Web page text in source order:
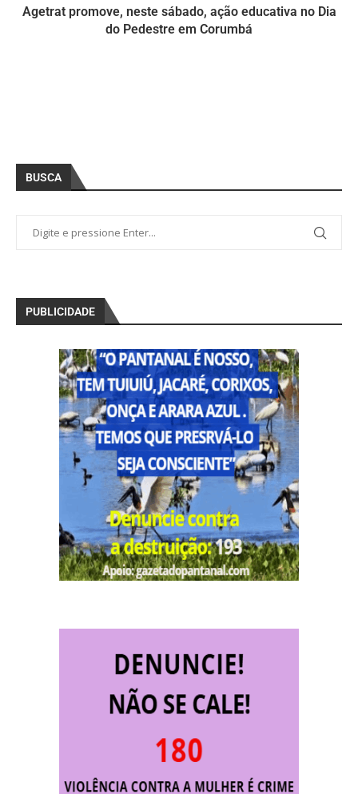
Agetrat promove, neste sábado, ação educativa no Dia
do Pedestre em Corumbá
BUSCA
PUBLICIDADE